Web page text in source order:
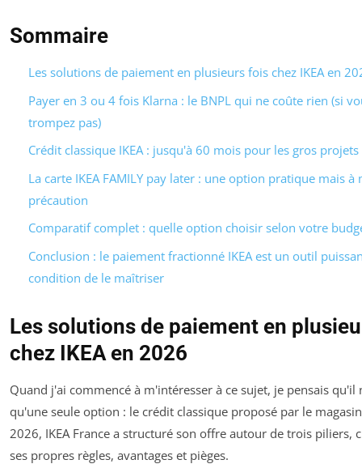
Sommaire
Les solutions de paiement en plusieurs fois chez IKEA en
Payer en 3 ou 4 fois Klarna : le BNPL qui ne coûte rien (si
trompez pas)
Crédit classique IKEA : jusqu'à 60 mois pour les gros projets
La carte IKEA FAMILY pay later : une option pratique mais à
précaution
Comparatif complet : quelle option choisir selon votre
Conclusion : le paiement fractionné IKEA est un outil
condition de le maîtriser
Les solutions de paiement en
chez IKEA en 2026
Quand j'ai commencé à m'intéresser à ce sujet, je pensais qu'il
qu'une seule option : le crédit classique proposé par le
2026, IKEA France a structuré son offre autour de trois piliers,
ses propres règles, avantages et pièges.